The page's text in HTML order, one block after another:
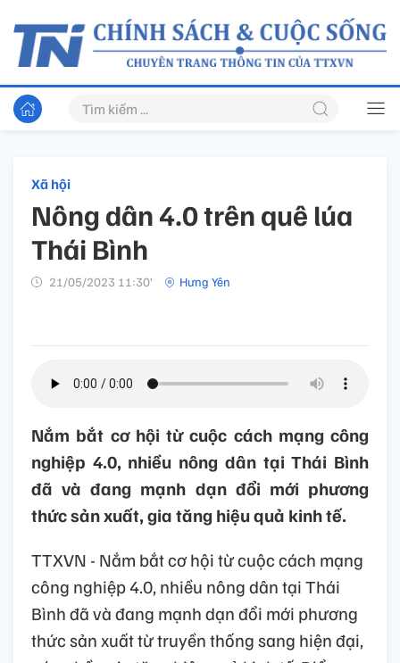
Xã hội
Nông dân 4.0 trên quê lúa
Thái Bình
21/05/2023 11:30’ Hưng Yên
Nắm bắt cơ hội từ cuộc cách mạng công
nghiệp 4.0, nhiều nông dân tại Thái Bình
đã và đang mạnh dạn đổi mới phương
thức sản xuất, gia tăng hiệu quả kinh tế.
TTXVN - Nắm bắt cơ hội từ cuộc cách mạng
công nghiệp 4.0, nhiều nông dân tại Thái
Bình đã và đang mạnh dạn đổi mới phương
thức sản xuất từ truyền thống sang hiện đại,